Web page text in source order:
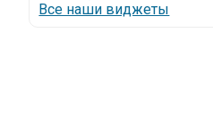
Все наши виджеты